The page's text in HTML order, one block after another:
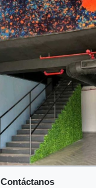
Contáctanos